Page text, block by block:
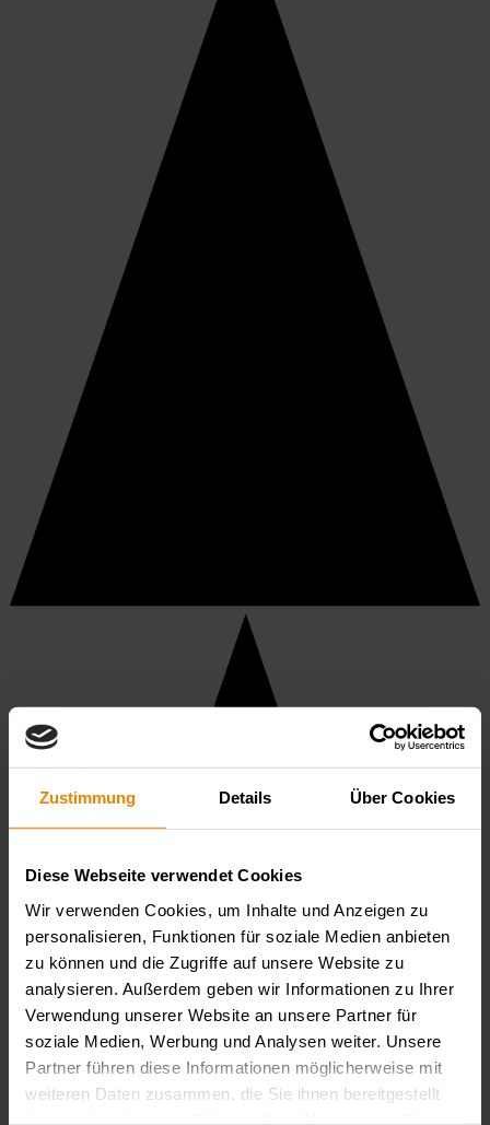
Zustimmung Details Über Cookies
Diese Webseite verwendet Cookies
Wir verwenden Cookies, um Inhalte und Anzeigen zu
personalisieren, Funktionen für soziale Medien anbieten
zu können und die Zugriffe auf unsere Website zu
analysieren. Außerdem geben wir Informationen zu Ihrer
Verwendung unserer Website an unsere Partner für
soziale Medien, Werbung und Analysen weiter. Unsere
Partner führen diese Informationen möglicherweise mit
weiteren Daten zusammen, die Sie ihnen bereitgestellt